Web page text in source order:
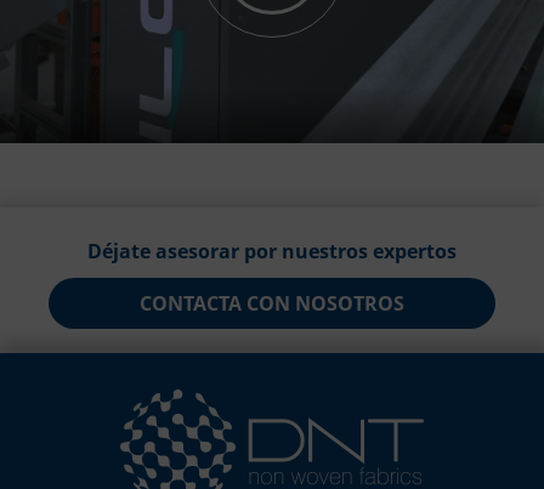
Déjate asesorar por nuestros expertos
CONTACTA CON NOSOTROS